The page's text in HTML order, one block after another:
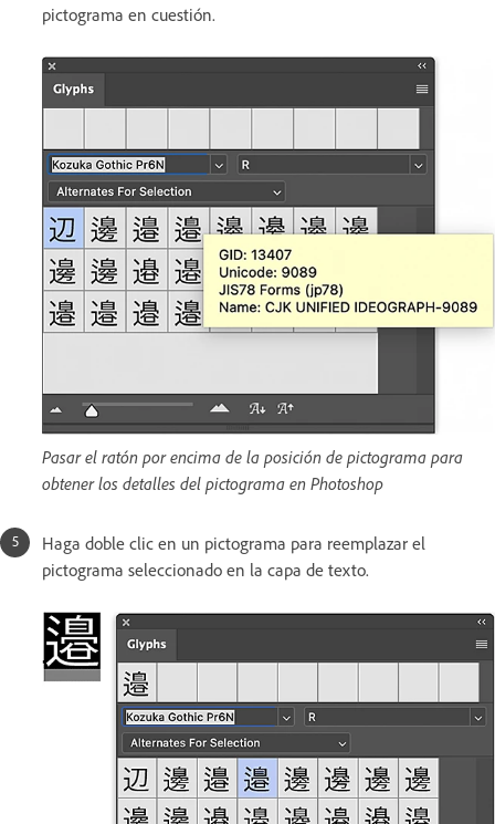
pictograma en cuestión.
Pasar el ratón por encima de la posición de pictograma para
obtener los detalles del pictograma en Photoshop
Haga doble clic en un pictograma para reemplazar el
pictograma seleccionado en la capa de texto.